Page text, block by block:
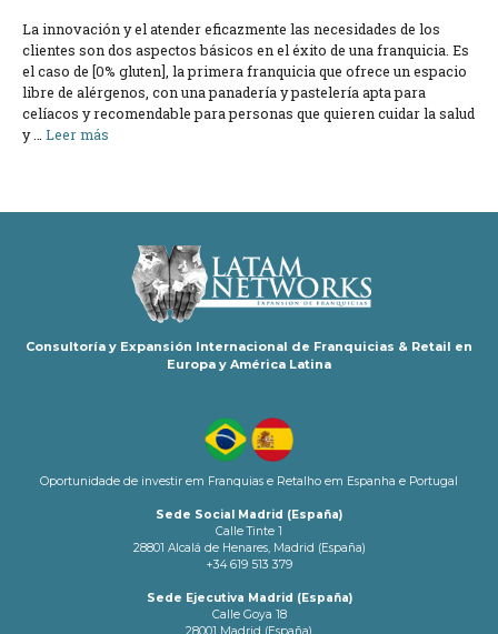
La innovación y el atender eficazmente las necesidades de los
clientes son dos aspectos básicos en el éxito de una franquicia. Es
el caso de [0% gluten], la primera franquicia que ofrece un espacio
libre de alérgenos, con una panadería y pastelería apta para
celíacos y recomendable para personas que quieren cuidar la salud
y … Leer más
Consultoría y Expansión Internacional de Franquicias & Retail en
Europa y América Latina
Oportunidade de investir em Franquias e Retalho em Espanha e Portugal
Sede Social Madrid (España)
Calle Tinte 1
28801 Alcalá de Henares, Madrid (España)
+34 619 513 379
Sede Ejecutiva Madrid (España)
Calle Goya 18